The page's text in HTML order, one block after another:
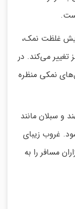
غلظت نمک،
می‌کند. در
نمکی منظره
و سبلان مانند
غروب زیبای
مسافر را به